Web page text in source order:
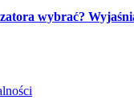
wybrać?